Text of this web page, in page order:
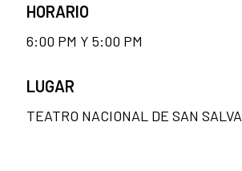
HORARIO
6:00 PM Y 5:00 PM
LUGAR
TEATRO NACIONAL DE SAN